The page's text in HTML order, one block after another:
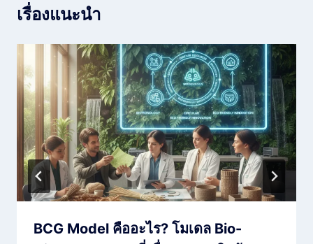
เรื่องแนะนำ
BCG Model คืออะไร? โมเดล Bio-